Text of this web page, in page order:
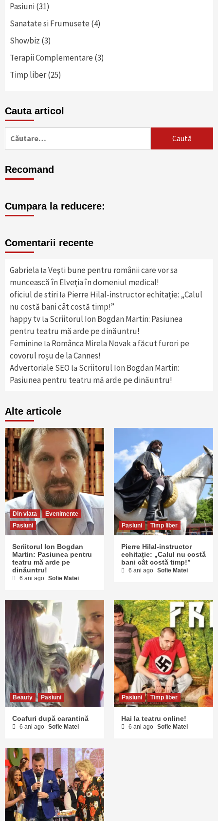
Pasiuni(31)
Sanatate si Frumusete (4)
Showbiz (3)
Terapii Complementare (3)
Timp liber(25)
Cauta articol
după:
Recomand
Cumpara la reducere:
Comentarii recente
Gabriela la Veşti bune pentru românii care vor sa
muncească în Elveţia în domeniul medical!
oficiul de stiri la Pierre Hilal-instructor echitație: „Calul
nu costă bani cât costă timp!”
happy tv la Scriitorul Ion Bogdan Martin: Pasiunea
pentru teatru mă arde pe dinăuntru!
Feminine la Românca Mirela Novak a făcut furori pe
covorul roșu de la Cannes!
Advertoriale SEO la Scriitorul Ion Bogdan Martin:
Pasiunea pentru teatru mă arde pe dinăuntru!
Alte articole
Din viata
Evenimente
Pasiuni
Scriitorul Ion Bogdan
Martin: Pasiunea pentru
teatru mă arde pe
dinăuntru!
6 ani ago Sofie Matei
Pasiuni Timp liber
Pierre Hilal-instructor
echitație: „Calul nu costă
bani cât costă timp!”
6 ani ago Sofie Matei
Beauty Pasiuni
Coafuri după carantină
6 ani ago Sofie Matei
Pasiuni Timp liber
Hai la teatru online!
6 ani ago Sofie Matei